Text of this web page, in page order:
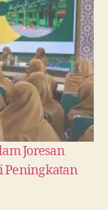
Joresan
Peningkatan